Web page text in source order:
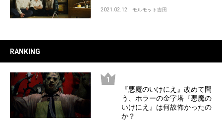
2021.02.12 モルモット吉田
RANKING
『悪魔のいけにえ』改めて問
う、ホラーの金字塔『悪魔の
いけにえ』は何故怖かったの
か？